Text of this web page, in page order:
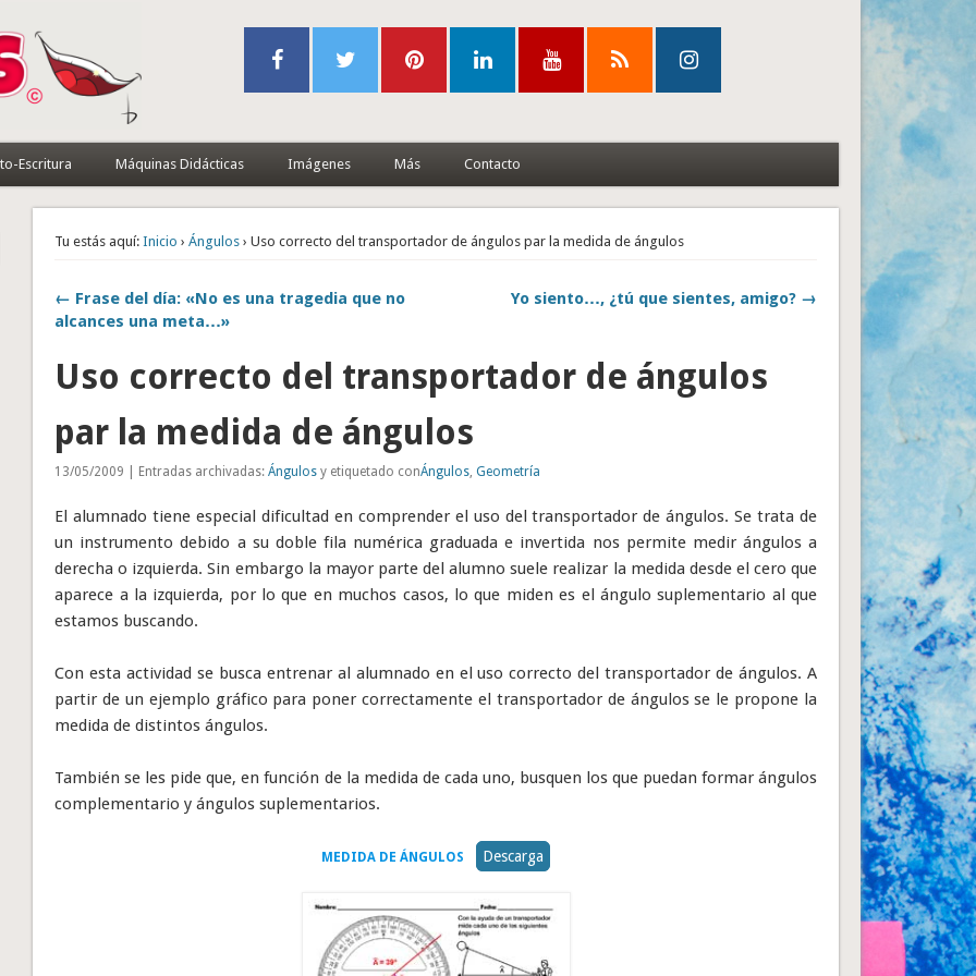
Escritura Máquinas Didácticas Imágenes Más Contacto
Tu estás aquí: Inicio ›Ángulos › Uso correcto del transportador de ángulos par la medida de ángulos
← Frase del día: «No es una tragedia que no
alcances una meta…»
Yo siento…, ¿tú que sientes, amigo? →
Uso correcto del transportador de ángulos
par la medida de ángulos
13/05/2009 | Entradas archivadas:Ángulos y etiquetado conÁngulos,Geometría
El alumnado tiene especial dificultad en comprender el uso del transportador de ángulos. Se trata de
un instrumento debido a su doble fila numérica graduada e invertida nos permite medir ángulos a
derecha o izquierda. Sin embargo la mayor parte del alumno suele realizar la medida desde el cero que
aparece a la izquierda, por lo que en muchos casos, lo que miden es el ángulo suplementario al que
estamos buscando.
Con esta actividad se busca entrenar al alumnado en el uso correcto del transportador de ángulos. A
partir de un ejemplo gráfico para poner correctamente el transportador de ángulos se le propone la
medida de distintos ángulos.
También se les pide que, en función de la medida de cada uno, busquen los que puedan formar ángulos
complementario y ángulos suplementarios.
MEDIDA DE ÁNGULOS Descarga